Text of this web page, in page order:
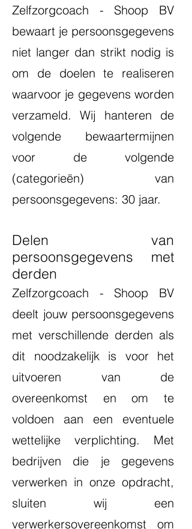
Zelfzorgcoach - Shoop BV
bewaart je persoonsgegevens
niet langer dan strikt nodig is
om de doelen te realiseren
waarvoor je gegevens worden
verzameld. Wij hanteren de
volgende bewaartermijnen
voor de volgende
(categorieën) van
persoonsgegevens: 30 jaar.
Delen van
persoonsgegevens met
derden
Zelfzorgcoach - Shoop BV
deelt jouw persoonsgegevens
met verschillende derden als
dit noodzakelijk is voor het
uitvoeren van de
overeenkomst en om te
voldoen aan een eventuele
wettelijke verplichting. Met
bedrijven die je gegevens
verwerken in onze opdracht,
sluiten wij een
verwerkersovereenkomst om